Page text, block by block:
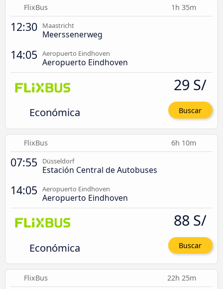
FlixBus 1h 35m
12:30 Maastricht
Meerssenerweg
14:05 Aeropuerto Eindhoven
Aeropuerto Eindhoven
Económica
29 S/
Buscar
FlixBus 6h 10m
07:55 Düsseldorf
Estación Central de Autobuses
14:05 Aeropuerto Eindhoven
Aeropuerto Eindhoven
Económica
88 S/
Buscar
FlixBus 22h 25m